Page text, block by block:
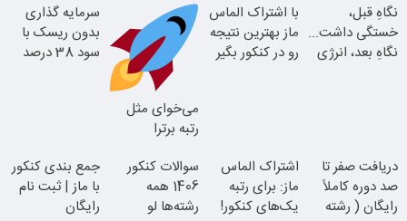
میکنه
شروع میشه!
نگاهِ قبل،
خستگی داشت...
نگاهِ بعد، انرژی
بلفا با 25%
تخفیف
با اشتراک الماس
ماز بهترین نتیجه
رو در کنکور بگیر
می‌خوای مثل
رتبه برترا
جمع‌بندی
تابستون رایگان
ماز
سرمایه گذاری
بدون ریسک با
سود 38 درصد
دریافت صفر تا
صد دوره کاملاً
رایگان ( رشته
اشتراک الماس
ماز: برای رتبه
یک‌های کنکور!
سوالات کنکور
1406 همه
رشته‌ها لو
جمع بندی کنکور
با ماز | ثبت نام
رایگان